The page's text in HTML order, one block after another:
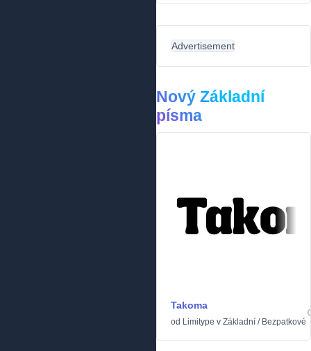
Advertisement
Nový Základní
písma
Takoma
od Limitype v Základní / Bezpatkové